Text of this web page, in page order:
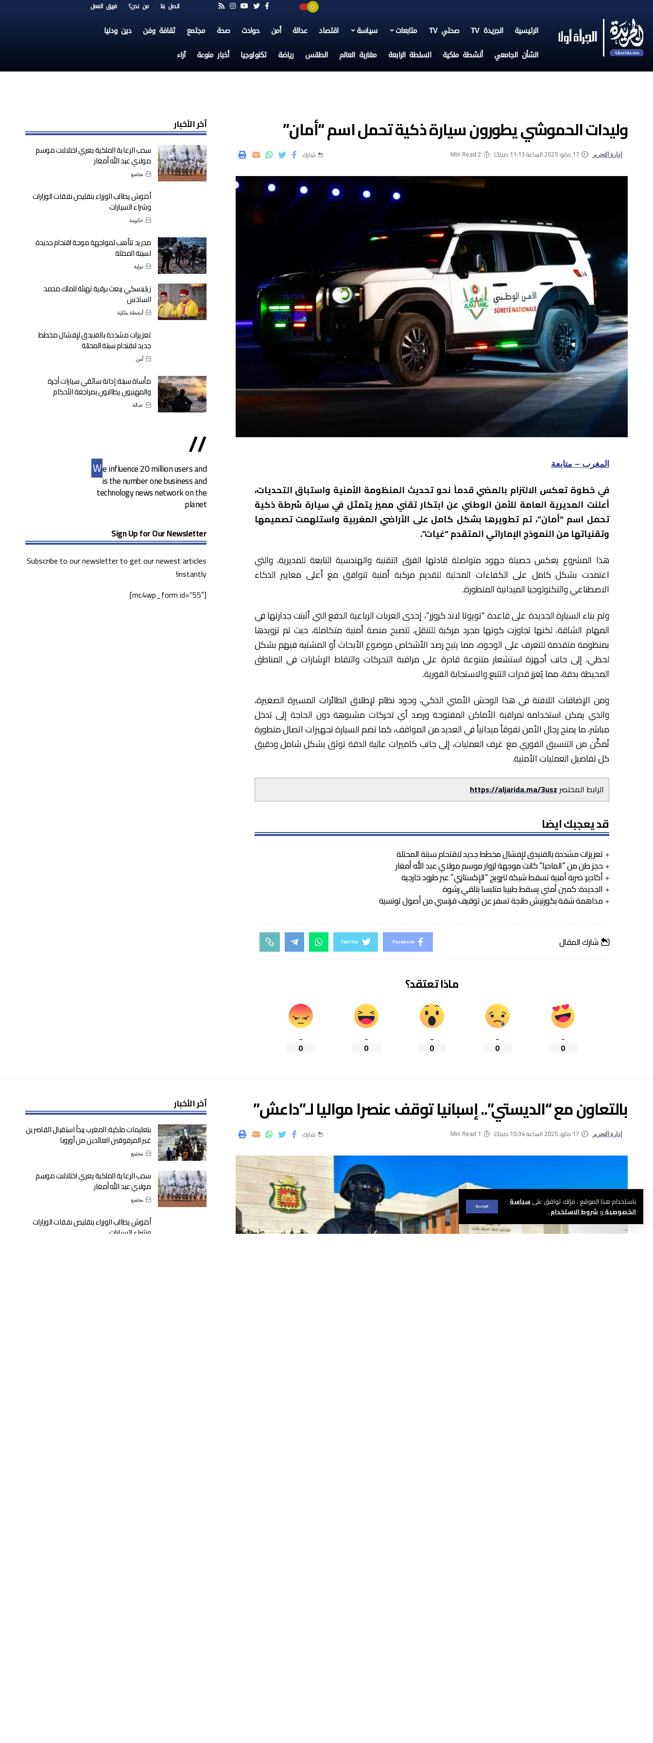
باستخدام هذا الموقع ، فإنك توافق علىسياسة
الخصوصيةوشروط الاستخدام.
Accept
اتصل بنا من نحن؟ فريق العمل
الرئيسية الجريدة TV صحتي TV متابعات سياسة اقتصاد عدالة أمن حوادث صحة مجتمع ثقافة وفن دين ودنيا
الشأن الجامعي أنشطة ملكية السلطة الرابعة مغاربة العالم الطقس رياضة تكنولوجيا أخبار منوعة آراء
وليدات الحموشي يطورون سيارة ذكية تحمل اسم “أمان”
إدارة التحرير 17 مايو، 2025 الساعة 11:13 صباحًا 2 Min Read شارك
المغرب – متابعة
في خطوة تعكس الالتزام بالمضي قدماً نحو تحديث المنظومة الأمنية واستباق التحديات،
أعلنت المديرية العامة للأمن الوطني عن ابتكار تقني مميز يتمثل في سيارة شرطة ذكية
تحمل اسم “أمان”، تم تطويرها بشكل كامل على الأراضي المغربية واستلهمت تصميمها
وتقنياتها من النموذج الإماراتي المتقدم “غيات”.
هذا المشروع يعكس حصيلة جهود متواصلة قادتها الفرق التقنية والهندسية التابعة للمديرية، والتي
اعتمدت بشكل كامل على الكفاءات المحلية لتقديم مركبة أمنية تتوافق مع أعلى معايير الذكاء
الاصطناعي والتكنولوجيا الميدانية المتطورة.
وتم بناء السيارة الجديدة على قاعدة “تويوتا لاند كروزر”، إحدى العربات الرباعية الدفع التي أثبتت جدارتها في
المهام الشاقة، لكنها تجاوزت كونها مجرد مركبة للتنقل، لتصبح منصة أمنية متكاملة، حيث تم تزويدها
بمنظومة متقدمة للتعرف على الوجوه، مما يتيح رصد الأشخاص موضوع الأبحاث أو المشتبه فيهم بشكل
لحظي، إلى جانب أجهزة استشعار متنوعة قادرة على مراقبة التحركات والتقاط الإشارات في المناطق
المحيطة بدقة، مما يُعزز قدرات التتبع والاستجابة الفورية.
ومن الإضافات اللافتة في هذا الوحش الأمني الذكي، وجود نظام لإطلاق الطائرات المسيرة الصغيرة،
والذي يمكن استخدامه لمراقبة الأماكن المفتوحة ورصد أي تحركات مشبوهة دون الحاجة إلى تدخل
مباشر، ما يمنح رجال الأمن تفوقاً ميدانياً في العديد من المواقف، كما تضم السيارة تجهيزات اتصال متطورة
تُمكِّن من التنسيق الفوري مع غرف العمليات، إلى جانب كاميرات عالية الدقة توثق بشكل شامل ودقيق
كل تفاصيل العمليات الأمنية.
الرابط المختصرhttps://aljarida.ma/3usz
قد يعجبك ايضا
تعزيزات مشددة بالفنيدق لإفشال مخطط جديد لاقتحام سبتة المحتلة
حجز طن من “الماحيا” كانت موجهة لزوار موسم مولاي عبد الله أمغار
أكادير: ضربة أمنية تسقط شبكة لترويج “الإكستازي” عبر طرود خارجية
الجديدة: كمين أمني يسقط طبيبا متلبسا بتلقي رشوة
مداهمة شقة بكورنيش طنجة تسفر عن توقيف فرنسي من أصول تونسية
شارك المقال Facebook
Twitter
ماذا تعتقد؟
_
0
_
0
_
0
_
0
_
0
آخر الأخبار
سحب الرعاية الملكية يعري اختلالات موسم
مولاي عبد الله أمغار
مجتمع
أخنوش يطالب الوزراء بتقليص نفقات الوزارات
وشراء السيارات
حكومة
مدريد تتأهب لمواجهة موجة اقتحام جديدة
لسبتة المحتلة
دولية
زيلينسكي يبعث برقية تهنئة للملك محمد
السادس
أنشطة ملكية
تعزيزات مشددة بالفنيدق لإفشال مخطط
جديد لاقتحام سبتة المحتلة
أمن
مأساة سبتة: إدانة سائقي سيارات أجرة
والمهنيون يطالبون بمراجعة الأحكام
عدالة
//
We influence 20 million users and
is the number one business and
technology news network on the
planet
Sign Up for Our Newsletter
Subscribe to our newsletter to get our newest articles
instantly!
[mc4wp_form id=”55″]
بالتعاون مع “الديستي”.. إسبانيا توقف عنصرا مواليا لـ”داعش”
إدارة التحرير 17 مايو، 2025 الساعة 10:34 صباحًا 1 Min Read شارك
آخر الأخبار
بتعليمات ملكية: المغرب يبدأ استقبال القاصرين
غير المرفوقين العائدين من أوروبا
مجتمع
سحب الرعاية الملكية يعري اختلالات موسم
مولاي عبد الله أمغار
مجتمع
أخنوش يطالب الوزراء بتقليص نفقات الوزارات
وشراء السيارات